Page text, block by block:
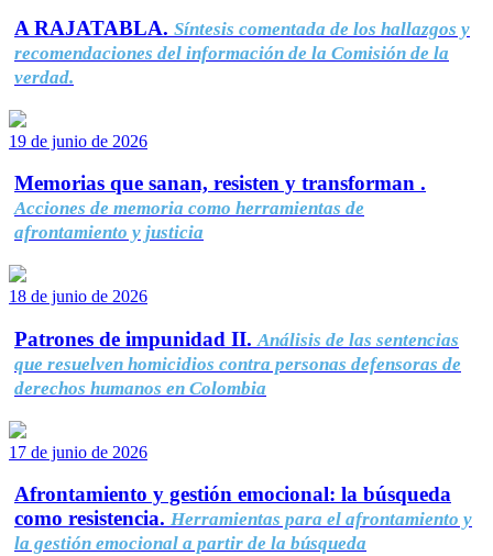
A RAJATABLA. Síntesis comentada de los hallazgos y
recomendaciones del información de la Comisión de la
verdad.
19 de junio de 2026
Memorias que sanan, resisten y transforman .
Acciones de memoria como herramientas de
afrontamiento y justicia
18 de junio de 2026
Patrones de impunidad II. Análisis de las sentencias
que resuelven homicidios contra personas defensoras de
derechos humanos en Colombia
17 de junio de 2026
Afrontamiento y gestión emocional: la búsqueda
como resistencia. Herramientas para el afrontamiento y
la gestión emocional a partir de la búsqueda